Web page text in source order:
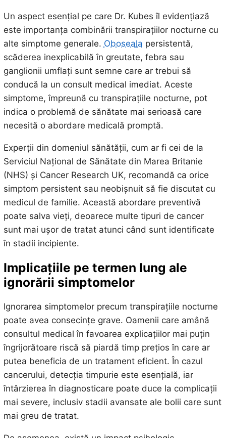
Un aspect esențial pe care Dr. Kubes îl evidențiază
este importanța combinării transpirațiilor nocturne cu
alte simptome generale. Oboseala persistentă,
scăderea inexplicabilă în greutate, febra sau
ganglionii umflați sunt semne care ar trebui să
conducă la un consult medical imediat. Aceste
simptome, împreună cu transpirațiile nocturne, pot
indica o problemă de sănătate mai serioasă care
necesită o abordare medicală promptă.
Experții din domeniul sănătății, cum ar fi cei de la
Serviciul Național de Sănătate din Marea Britanie
(NHS) și Cancer Research UK, recomandă ca orice
simptom persistent sau neobișnuit să fie discutat cu
medicul de familie. Această abordare preventivă
poate salva vieți, deoarece multe tipuri de cancer
sunt mai ușor de tratat atunci când sunt identificate
în stadii incipiente.
Implicațiile pe termen lung ale
ignorării simptomelor
Ignorarea simptomelor precum transpirațiile nocturne
poate avea consecințe grave. Oamenii care amână
consultul medical în favoarea explicațiilor mai puțin
îngrijorătoare riscă să piardă timp prețios în care ar
putea beneficia de un tratament eficient. În cazul
cancerului, detecția timpurie este esențială, iar
întârzierea în diagnosticare poate duce la complicații
mai severe, inclusiv stadii avansate ale bolii care sunt
mai greu de tratat.